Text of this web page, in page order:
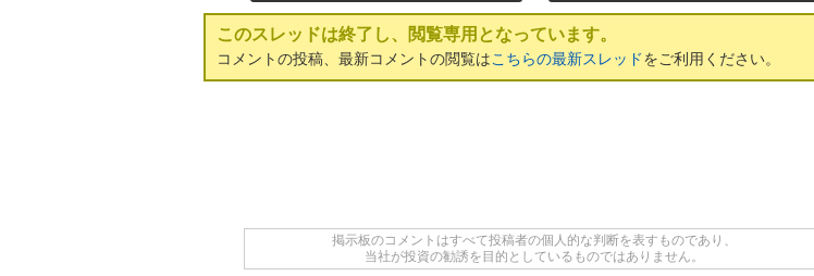
このスレッドは終了し、閲覧専用となっています。
コメントの投稿、最新コメントの閲覧はこちらの最新スレッドをご利用ください。
掲示板のコメントはすべて投稿者の個人的な判断を表すものであり、
当社が投資の勧誘を目的としているものではありません。